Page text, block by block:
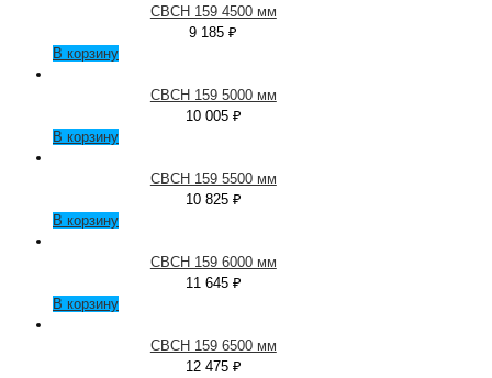
СВСН 159 4500 мм
9 185₽
В корзину
СВСН 159 5000 мм
10 005 ₽
В корзину
СВСН 159 5500 мм
10 825 ₽
В корзину
СВСН 159 6000 мм
11 645 ₽
В корзину
СВСН 159 6500 мм
12 475 ₽